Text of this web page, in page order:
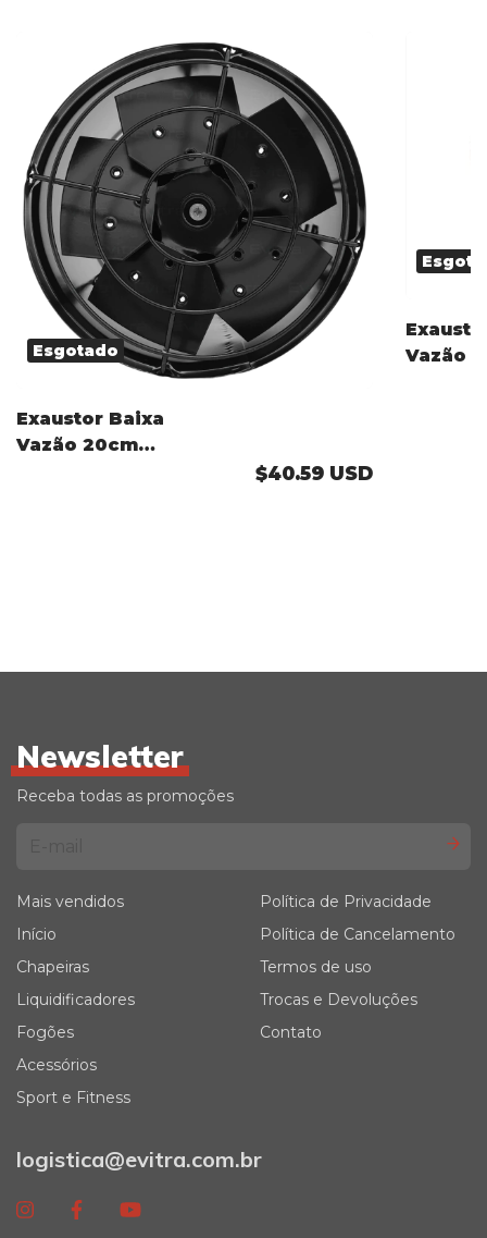
Esgotado
Exaustor Baixa
Vazão 20cm
$40.59 USD
Vazão
Newsletter
Receba todas as promoções
Mais vendidos
Início
Chapeiras
Liquidificadores
Fogões
Acessórios
Sport e Fitness
Política de Privacidade
Política de Cancelamento
Termos de uso
Trocas e Devoluções
Contato
logistica@evitra.com.br